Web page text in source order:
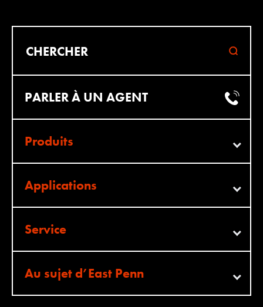
CHERCHER
PARLER À UN AGENT
Produits
Applications
Service
Au sujet d’East Penn